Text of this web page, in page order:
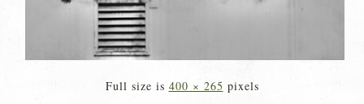
Full size is 400 × 265 pixels